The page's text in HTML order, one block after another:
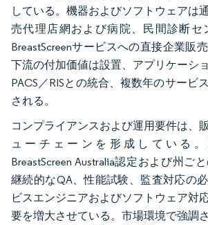
している。機器およびソフトウェアは
売代理店網および病院、民間診断セ
BreastScreenサービスへの直接企業販
下流の付加価値は設置、アプリケーシ
PACS／RISとの統合、複数年のサービ
される。
コンプライアンスおよび運用要件は、
ューチェーンを形成している。
BreastScreen Australia認定および州ご
継続的なQA、性能試験、監査対応の
ビスエンジニアおよびソフトウェア対
要を増大させている。市場環境で強調